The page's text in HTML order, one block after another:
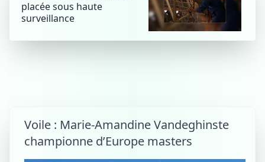
placée sous haute
surveillance
Voile : Marie-Amandine Vandeghinste
championne d’Europe masters